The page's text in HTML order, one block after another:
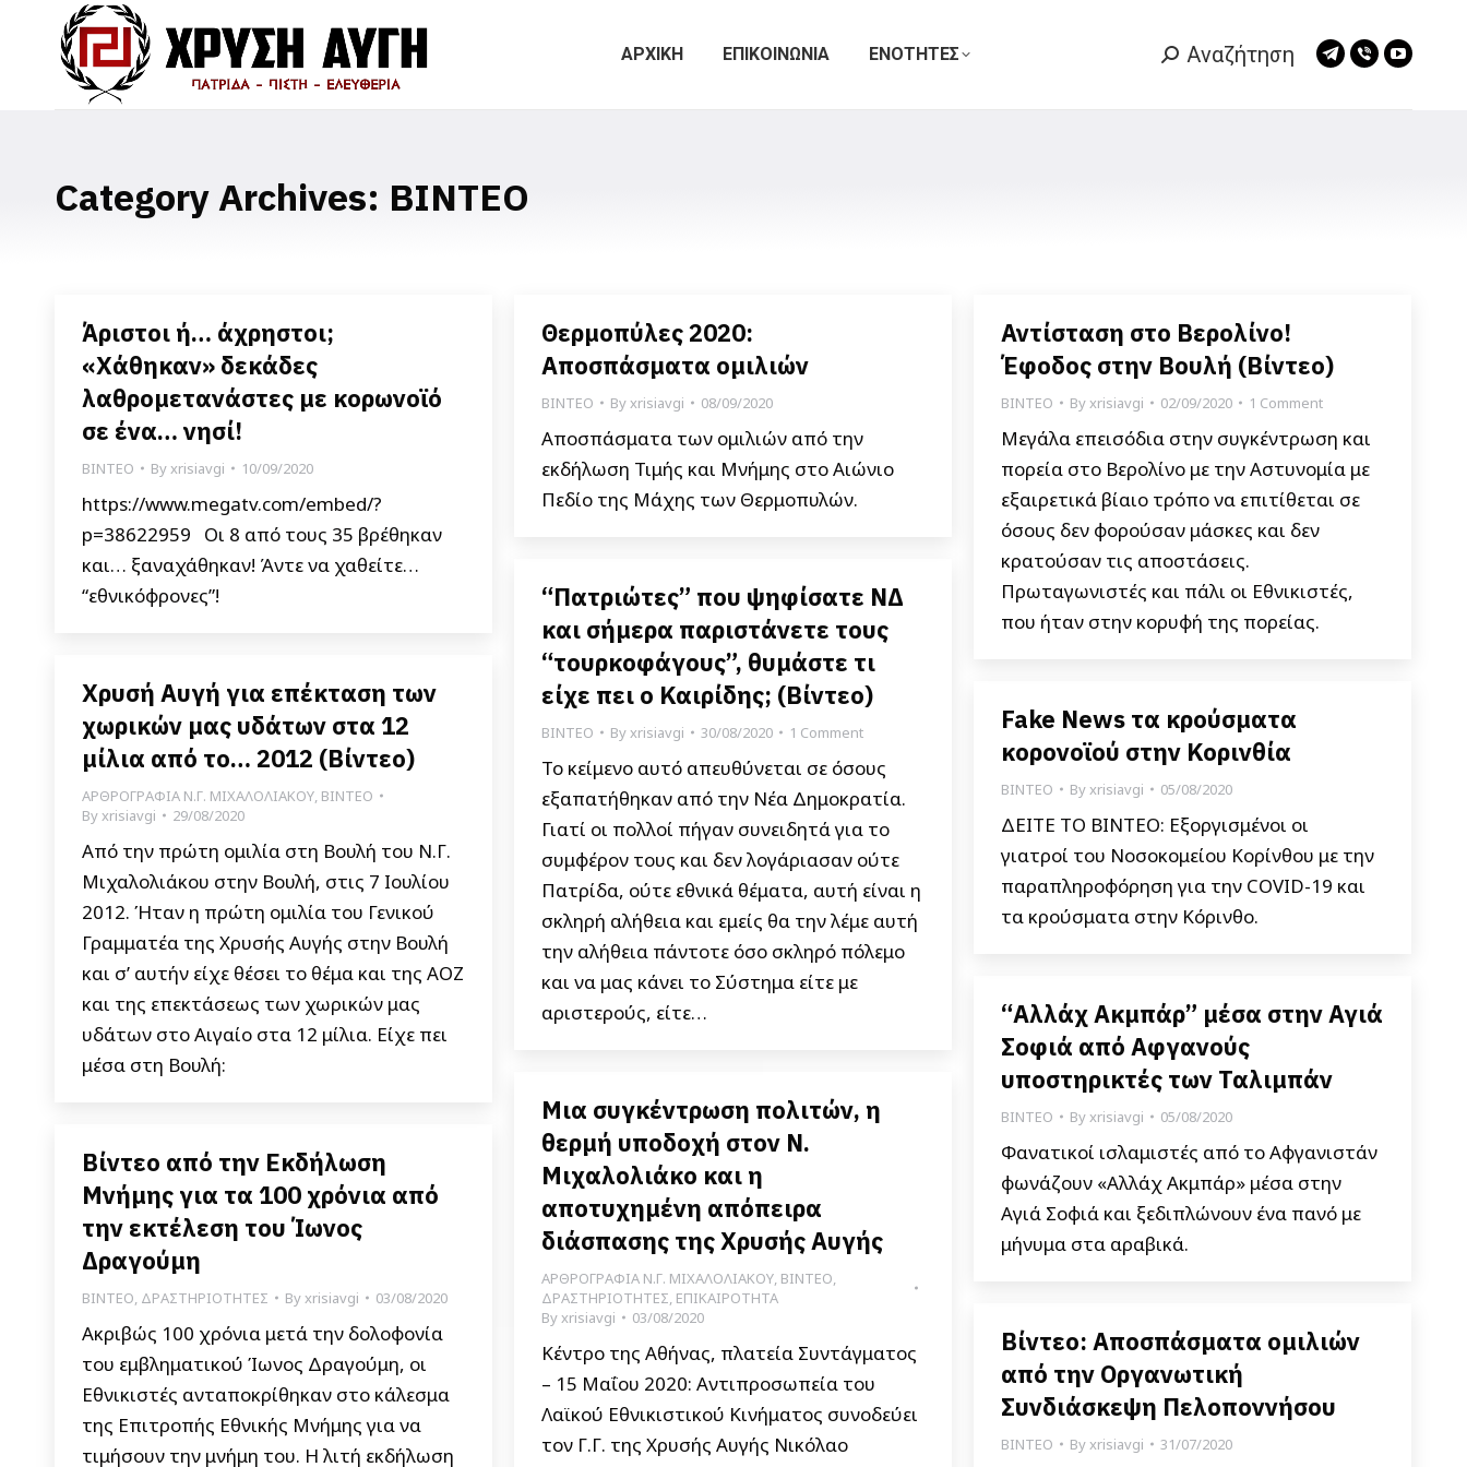
ΑΡΧΙΚΗ ΕΠΙΚΟΙΝΩΝΙΑ ΕΝΟΤΗΤΕΣ Search:
Αναζήτηση
Telegram
Viber
Category Archives: ΒΙΝΤΕΟ
Άριστοι ή… άχρηστοι;
«Χάθηκαν» δεκάδες
λαθρομετανάστες με κορωνοϊό
σε ένα… νησί!
ΒΙΝΤΕΟ Byxrisiavgi 10/09/2020
https://www.megatv.com/embed/?
p=38622959 Οι 8 από τους 35 βρέθηκαν
και… ξαναχάθηκαν! Άντε να χαθείτε…
“εθνικόφρονες”!
Θερμοπύλες 2020:
Αποσπάσματα ομιλιών
ΒΙΝΤΕΟ Byxrisiavgi 08/09/2020
Αποσπάσματα των ομιλιών από την
εκδήλωση Τιμής και Μνήμης στο Αιώνιο
Πεδίο της Μάχης των Θερμοπυλών.
Αντίσταση στο Βερολίνο!
Έφοδος στην Βουλή (Βίντεο)
ΒΙΝΤΕΟ Byxrisiavgi 02/09/2020 1 Comment
Μεγάλα επεισόδια στην συγκέντρωση και
πορεία στο Βερολίνο με την Αστυνομία με
εξαιρετικά βίαιο τρόπο να επιτίθεται σε
όσους δεν φορούσαν μάσκες και δεν
κρατούσαν τις αποστάσεις.
Πρωταγωνιστές και πάλι οι Εθνικιστές,
που ήταν στην κορυφή της πορείας.
“Πατριώτες” που ψηφίσατε ΝΔ
και σήμερα παριστάνετε τους
“τουρκοφάγους”, θυμάστε τι
είχε πει ο Καιρίδης; (Bίντεο)
ΒΙΝΤΕΟ Byxrisiavgi 30/08/2020 1 Comment
Το κείμενο αυτό απευθύνεται σε όσους
εξαπατήθηκαν από την Νέα Δημοκρατία.
Γιατί οι πολλοί πήγαν συνειδητά για το
συμφέρον τους και δεν λογάριασαν ούτε
Πατρίδα, ούτε εθνικά θέματα, αυτή είναι η
σκληρή αλήθεια και εμείς θα την λέμε αυτή
την αλήθεια πάντοτε όσο σκληρό πόλεμο
και να μας κάνει το Σύστημα είτε με
αριστερούς, είτε…
Χρυσή Αυγή για επέκταση των
χωρικών μας υδάτων στα 12
μίλια από το… 2012 (Βίντεο)
ΑΡΘΡΟΓΡΑΦΙΑ Ν.Γ. ΜΙΧΑΛΟΛΙΑΚΟΥ, ΒΙΝΤΕΟ
Byxrisiavgi 29/08/2020
Από την πρώτη ομιλία στη Βουλή του Ν.Γ.
Μιχαλολιάκου στην Βουλή, στις 7 Ιουλίου
2012. Ήταν η πρώτη ομιλία του Γενικού
Γραμματέα της Χρυσής Αυγής στην Βουλή
και σ’ αυτήν είχε θέσει το θέμα και της ΑΟΖ
και της επεκτάσεως των χωρικών μας
υδάτων στο Αιγαίο στα 12 μίλια. Είχε πει
μέσα στη Βουλή:
Fake News τα κρούσματα
κορονοϊού στην Κορινθία
ΒΙΝΤΕΟ Byxrisiavgi 05/08/2020
ΔΕΙΤΕ ΤΟ ΒΙΝΤΕΟ: Εξοργισμένοι οι
γιατροί του Νοσοκομείου Κορίνθου με την
παραπληροφόρηση για την COVID-19 και
τα κρούσματα στην Κόρινθο.
“Αλλάχ Ακμπάρ” μέσα στην Αγιά
Σοφιά από Αφγανούς
υποστηρικτές των Ταλιμπάν
ΒΙΝΤΕΟ Byxrisiavgi 05/08/2020
Φανατικοί ισλαμιστές από το Αφγανιστάν
φωνάζουν «Αλλάχ Ακμπάρ» μέσα στην
Αγιά Σοφιά και ξεδιπλώνουν ένα πανό με
μήνυμα στα αραβικά.
Μια συγκέντρωση πολιτών, η
θερμή υποδοχή στον Ν.
Μιχαλολιάκο και η
αποτυχημένη απόπειρα
διάσπασης της Χρυσής Αυγής
ΑΡΘΡΟΓΡΑΦΙΑ Ν.Γ. ΜΙΧΑΛΟΛΙΑΚΟΥ, ΒΙΝΤΕΟ,
ΔΡΑΣΤΗΡΙΟΤΗΤΕΣ, ΕΠΙΚΑΙΡΟΤΗΤΑ
Byxrisiavgi 03/08/2020
Κέντρο της Αθήνας, πλατεία Συντάγματος
– 15 Μαΐου 2020: Αντιπροσωπεία του
Λαϊκού Εθνικιστικού Κινήματος συνοδεύει
τον Γ.Γ. της Χρυσής Αυγής Νικόλαο
Βίντεο από την Εκδήλωση
Μνήμης για τα 100 χρόνια από
την εκτέλεση του Ίωνος
Δραγούμη
ΒΙΝΤΕΟ, ΔΡΑΣΤΗΡΙΟΤΗΤΕΣ Byxrisiavgi 03/08/2020
Ακριβώς 100 χρόνια μετά την δολοφονία
του εμβληματικού Ίωνος Δραγούμη, οι
Εθνικιστές ανταποκρίθηκαν στο κάλεσμα
της Επιτροπής Εθνικής Μνήμης για να
τιμήσουν την μνήμη του. Η λιτή εκδήλωση
Βίντεο: Αποσπάσματα ομιλιών
από την Οργανωτική
Συνδιάσκεψη Πελοποννήσου
ΒΙΝΤΕΟ Byxrisiavgi 31/07/2020